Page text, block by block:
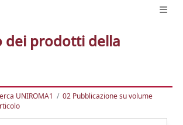
dei prodotti della
UNIROMA1
02 Pubblicazione su volume